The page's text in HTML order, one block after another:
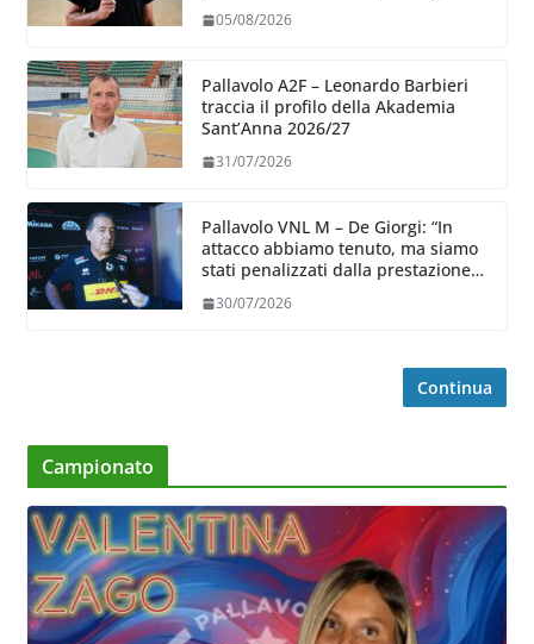
05/08/2026
Pallavolo A2F – Leonardo Barbieri
traccia il profilo della Akademia
Sant’Anna 2026/27
31/07/2026
Pallavolo VNL M – De Giorgi: “In
attacco abbiamo tenuto, ma siamo
stati penalizzati dalla prestazione
30/07/2026
Continua
Campionato